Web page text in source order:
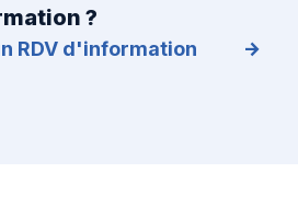
?
RDV d'information